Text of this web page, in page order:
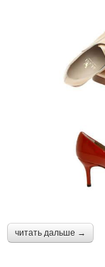
читать дальше →